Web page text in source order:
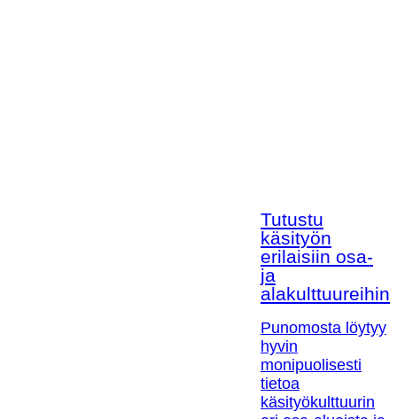
Tutustu
käsityön
erilaisiin osa-
ja
alakulttuureihin!
Punomosta löytyy
hyvin
monipuolisesti
tietoa
käsityökulttuurin